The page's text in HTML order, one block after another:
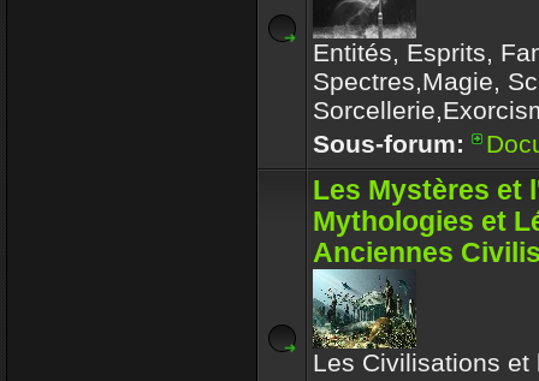
Entités, Esprits,
Spectres,Magie,
Sous-forum:
Les Mystères et
Mythologies et
Anciennes
Les Civilisations